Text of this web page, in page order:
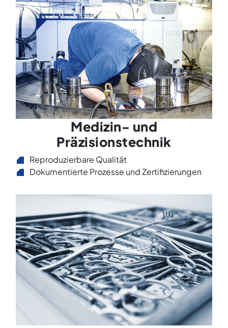
Medizin- und
Präzisionstechnik
Reproduzierbare Qualität
Dokumentierte Prozesse und Zertifizierungen